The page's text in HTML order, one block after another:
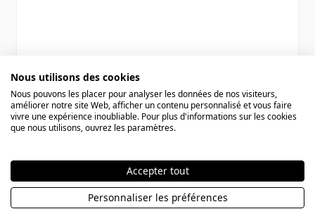
Nous utilisons des cookies
Nous pouvons les placer pour analyser les données de nos visiteurs,
améliorer notre site Web, afficher un contenu personnalisé et vous faire
vivre une expérience inoubliable. Pour plus d'informations sur les cookies
que nous utilisons, ouvrez les paramètres.
Accepter tout
Personnaliser les préférences